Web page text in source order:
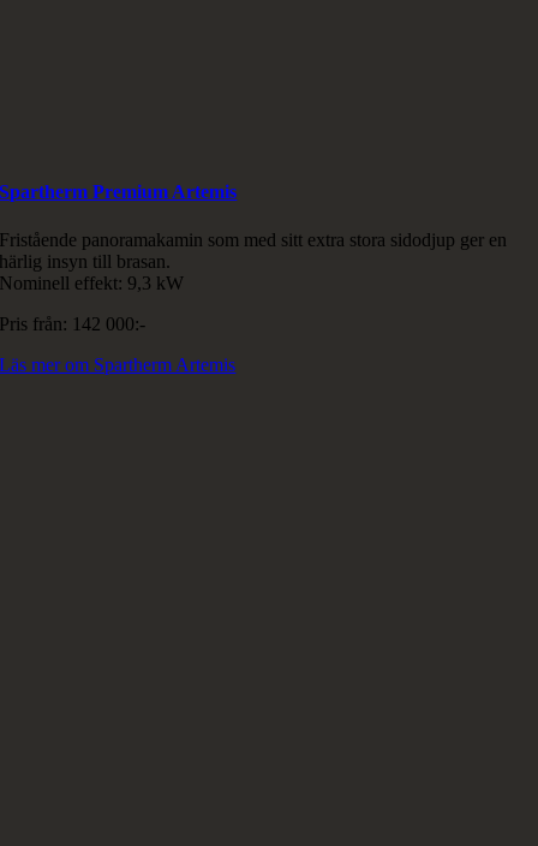
Spartherm Premium Artemis
Fristående panoramakamin som med sitt extra stora sidodjup ger en
härlig insyn till brasan.
Nominell effekt: 9,3 kW
Pris från: 142 000:-
Läs mer om Spartherm Artemis